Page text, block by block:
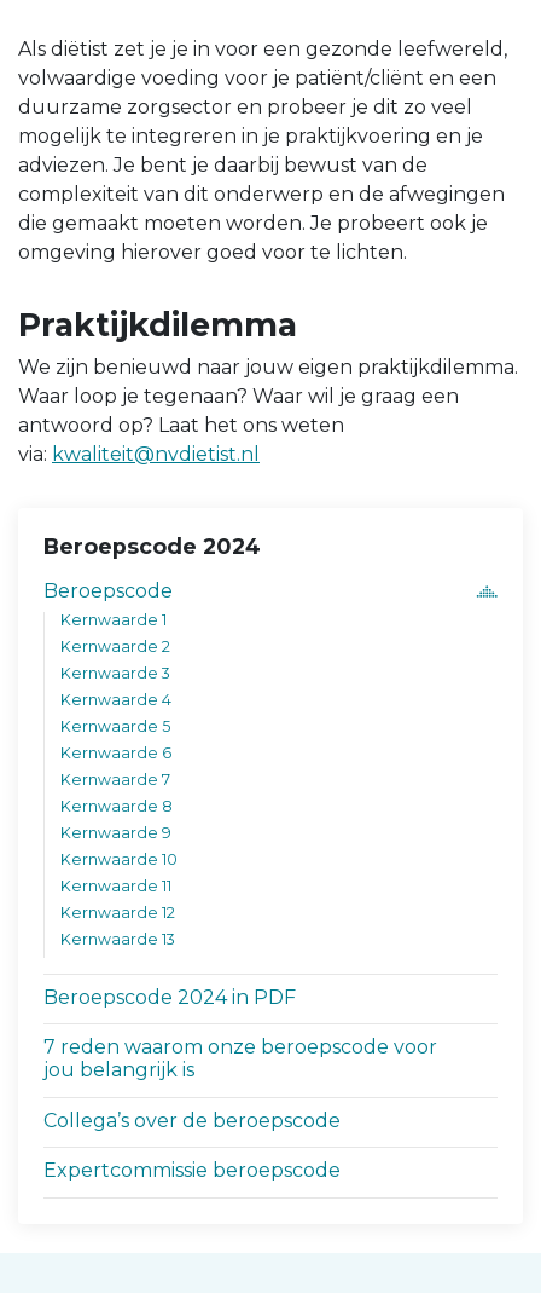
Als diëtist zet je je in voor een gezonde leefwereld,
volwaardige voeding voor je patiënt/cliënt en een
duurzame zorgsector en probeer je dit zo veel
mogelijk te integreren in je praktijkvoering en je
adviezen. Je bent je daarbij bewust van de
complexiteit van dit onderwerp en de afwegingen
die gemaakt moeten worden. Je probeert ook je
omgeving hierover goed voor te lichten.
Praktijkdilemma
We zijn benieuwd naar jouw eigen praktijkdilemma.
Waar loop je tegenaan? Waar wil je graag een
antwoord op? Laat het ons weten
via: kwaliteit@nvdietist.nl
Beroepscode 2024
Beroepscode
Kernwaarde 1
Kernwaarde 2
Kernwaarde 3
Kernwaarde 4
Kernwaarde 5
Kernwaarde 6
Kernwaarde 7
Kernwaarde 8
Kernwaarde 9
Kernwaarde 10
Kernwaarde 11
Kernwaarde 12
Kernwaarde 13
Beroepscode 2024 in PDF
7 reden waarom onze beroepscode voor
jou belangrijk is
Collega’s over de beroepscode
Expertcommissie beroepscode